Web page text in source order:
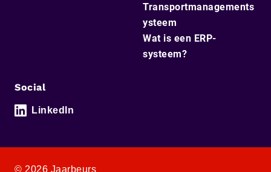
Transportmanagements
ysteem
Wat is een ERP-
systeem?
Social
LinkedIn
© 2026 Jaarbeurs